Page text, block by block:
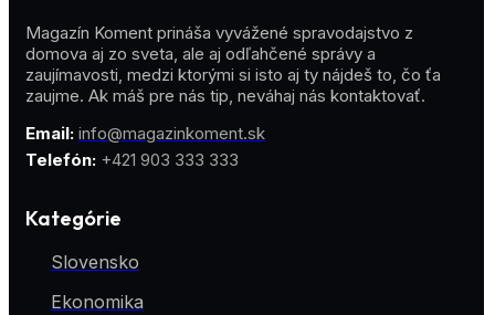
Magazín Koment prináša vyvážené spravodajstvo z
domova aj zo sveta, ale aj odľahčené správy a
zaujímavosti, medzi ktorými si isto aj ty nájdeš to, čo ťa
zaujme. Ak máš pre nás tip, neváhaj nás kontaktovať.
Email: info@magazinkoment.sk
Telefón: +421 903 333 333
Kategórie
Slovensko
Ekonomika